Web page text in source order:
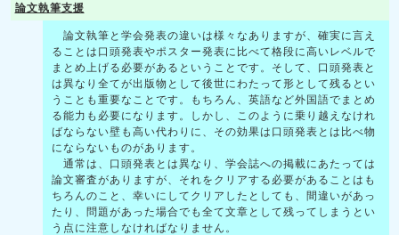
論文執筆支援
論文執筆と学会発表の違いは様々なありますが、確実に言え
ることは口頭発表やポスター発表に比べて格段に高いレベルで
まとめ上げる必要があるということです。そして、口頭発表と
は異なり全てが出版物として後世にわたって形として残るとい
うことも重要なことです。もちろん、英語など外国語でまとめ
る能力も必要になります。しかし、このように乗り越えなけれ
ばならない壁も高い代わりに、その効果は口頭発表とは比べ物
にならないものがあります。
通常は、口頭発表とは異なり、学会誌への掲載にあたっては
論文審査がありますが、それをクリアする必要があることはも
ちろんのこと、幸いにしてクリアしたとしても、間違いがあっ
たり、問題があった場合でも全て文章として残ってしまうとい
う点に注意しなければなりません。